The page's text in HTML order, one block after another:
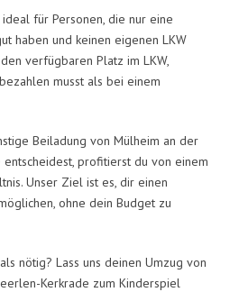
für Personen, die nur eine
haben und keinen eigenen LKW
verfügbaren Platz im LKW,
musst als bei einem
Beiladung von Mülheim an der
profitierst du von einem
Unser Ziel ist es, dir einen
ohne dein Budget zu
nötig? Lass uns deinen Umzug von
Kerkrade zum Kinderspiel